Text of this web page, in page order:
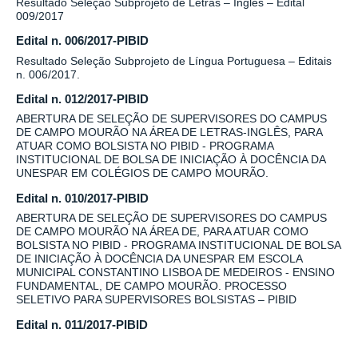
009/2017
Edital n. 006/2017-PIBID
Resultado Seleção Subprojeto de Língua Portuguesa – Editais
n. 006/2017.
Edital n. 012/2017-PIBID
ABERTURA DE SELEÇÃO DE SUPERVISORES DO CAMPUS
DE CAMPO MOURÃO NA ÁREA DE LETRAS-INGLÊS, PARA
ATUAR COMO BOLSISTA NO PIBID - PROGRAMA
INSTITUCIONAL DE BOLSA DE INICIAÇÃO À DOCÊNCIA DA
UNESPAR EM COLÉGIOS DE CAMPO MOURÃO.
Edital n. 010/2017-PIBID
ABERTURA DE SELEÇÃO DE SUPERVISORES DO CAMPUS
DE CAMPO MOURÃO NA ÁREA DE, PARA ATUAR COMO
BOLSISTA NO PIBID - PROGRAMA INSTITUCIONAL DE BOLSA
DE INICIAÇÃO À DOCÊNCIA DA UNESPAR EM ESCOLA
MUNICIPAL CONSTANTINO LISBOA DE MEDEIROS - ENSINO
FUNDAMENTAL, DE CAMPO MOURÃO. PROCESSO
SELETIVO PARA SUPERVISORES BOLSISTAS – PIBID
Edital n. 011/2017-PIBID